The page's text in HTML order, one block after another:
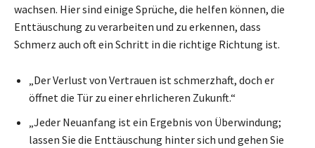
wachsen. Hier sind einige Sprüche, die helfen können, die
Enttäuschung zu verarbeiten und zu erkennen, dass
Schmerz auch oft ein Schritt in die richtige Richtung ist.
„Der Verlust von Vertrauen ist schmerzhaft, doch er
öffnet die Tür zu einer ehrlicheren Zukunft.“
„Jeder Neuanfang ist ein Ergebnis von Überwindung;
lassen Sie die Enttäuschung hinter sich und gehen Sie